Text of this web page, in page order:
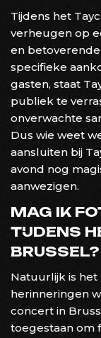
Tijdens het
verheugen op
en
specifieke
gasten, staat
publiek te
onverwachte
Dus wie weet
aansluiten bij
avond nog
aanwezigen.
MAG IK
TIJDENS
BRUSSEL?
Natuurlijk is
herinneringen
concert in
toegestaan om